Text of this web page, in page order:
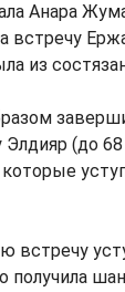
Анара
встречу
из
(до 68
встречу
получила